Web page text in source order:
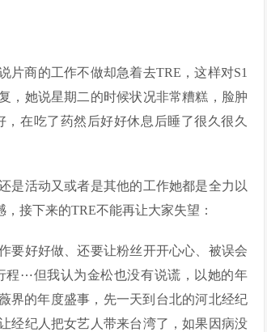
片商的工作不做却急着去TRE，这样对S1
，她说星期二的时候状况非常糟糕，脸肿
在吃了药然后好好休息后睡了很久很久
是活动又或者是其他的工作她都是全力以
接下来的TRE不能再让大家失望：
要好好做、还要让粉丝开开心心、被误会
程⋯但我认为金松也没有说谎，以她的年
界的年度盛事，先一天到台北的河北经纪
经纪人把女艺人带来台湾了，如果因病没